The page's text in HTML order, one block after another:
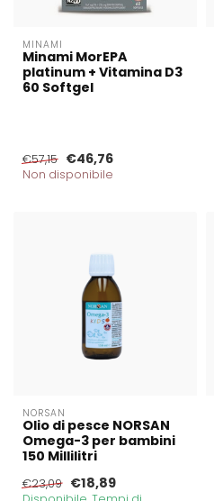
MINAMI
Minami MorEPA
platinum + Vitamina D3
60 Softgel
€57,15 €46,76
Non disponibile
NORSAN
Olio di pesce NORSAN
Omega-3 per bambini
150 Millilitri
€23,09 €18,89